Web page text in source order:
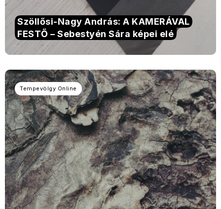
Szöllősi-Nagy András: A KAMERÁVAL
FESTŐ – Sebestyén Sára képei elé
Tempevölgy Online